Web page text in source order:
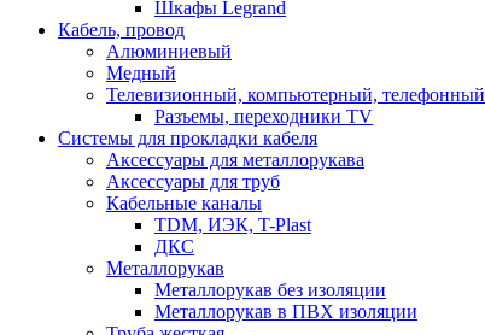
Шкафы Legrand
Кабель, провод
Алюминиевый
Медный
Телевизионный, компьютерный, телефонный
Разъемы, переходники TV
Системы для прокладки кабеля
Аксессуары для металлорукава
Аксессуары для труб
Кабельные каналы
TDM, ИЭК, T-Plast
ДКС
Металлорукав
Металлорукав без изоляции
Металлорукав в ПВХ изоляции